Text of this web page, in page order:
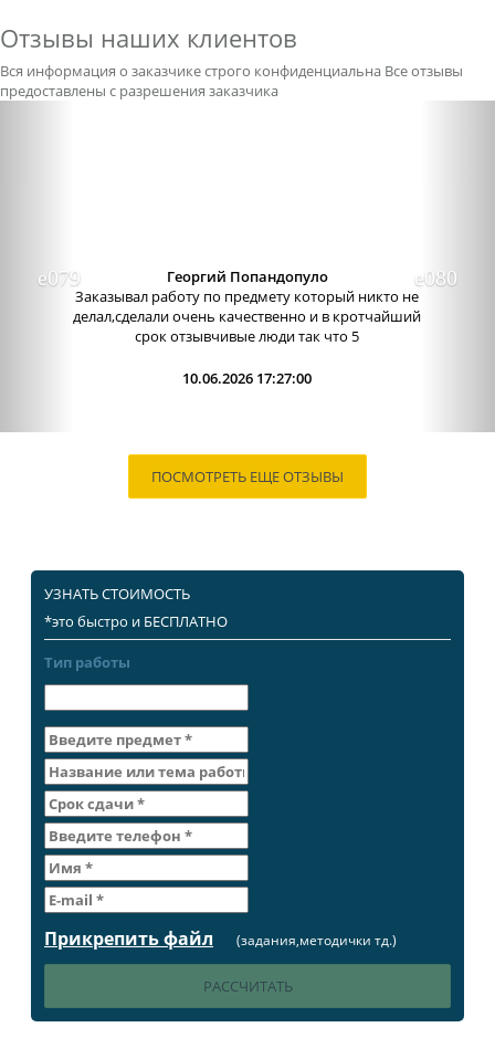
Отзывы наших клиентов
Вся информация о заказчике строго конфиденциальна Все отзывы
предоставлены с разрешения заказчика
Георгий Попандопуло
Заказывал работу по предмету который никто не
делал,сделали очень качественно и в кротчайший
срок отзывчивые люди так что 5
10.06.2026 17:27:00
ПОСМОТРЕТЬ ЕЩЕ ОТЗЫВЫ
УЗНАТЬ СТОИМОСТЬ
*это быстро и БЕСПЛАТНО
Тип работы
Прикрепить файл (задания,методички тд.)